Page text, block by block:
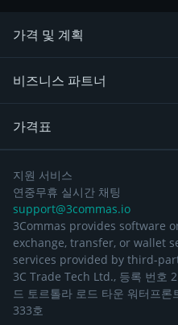
가격 및 계획
비즈니스 파트너
가격표
지원 서비스
연중무휴 실시간 채팅
support@3commas.io
3Commas provides software
exchange, transfer, or wallet
services provided by third-
3C Trade Tech Ltd., 등록 번호
드 토르톨라 로드 타운 워터프
333호